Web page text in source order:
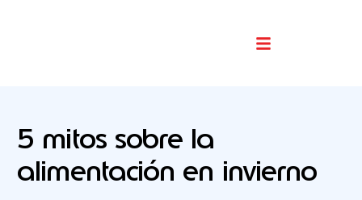
5 mitos sobre la
alimentación en invierno